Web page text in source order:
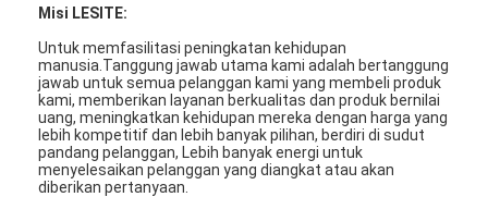
Video
Tentang kami
Tur Pabrik
Kontrol Kualitas
Misi LESITE:
Untuk memfasilitasi peningkatan kehidupan
manusia.Tanggung jawab utama kami adalah bertanggung
jawab untuk semua pelanggan kami yang membeli produk
kami, memberikan layanan berkualitas dan produk bernilai
uang, meningkatkan kehidupan mereka dengan harga yang
lebih kompetitif dan lebih banyak pilihan, berdiri di sudut
pandang pelanggan, Lebih banyak energi untuk
menyelesaikan pelanggan yang diangkat atau akan
diberikan pertanyaan.